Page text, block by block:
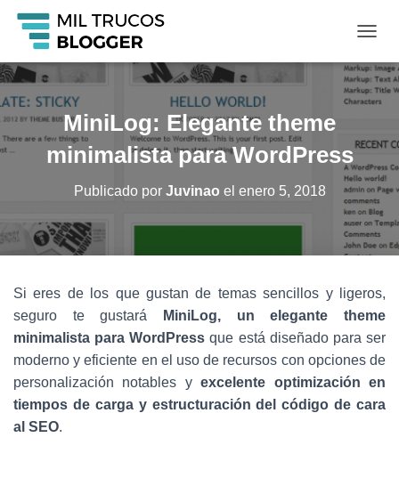
A
M
B
R
M
O
D
O
D
E
V
E
G
C
Ó
MiniLog: Elegante theme
minimalista para WordPress
Publicado por Juvinao el enero 5, 2018
Si eres de los que gustan de temas sencillos y ligeros,
seguro te gustará
MiniLog, un elegante theme
minimalista para WordPress que está diseñado para ser
moderno y eficiente en el uso de recursos con opciones de
personalización notables yexcelente optimización en
tiempos de carga y estructuración del código de cara
al SEO.